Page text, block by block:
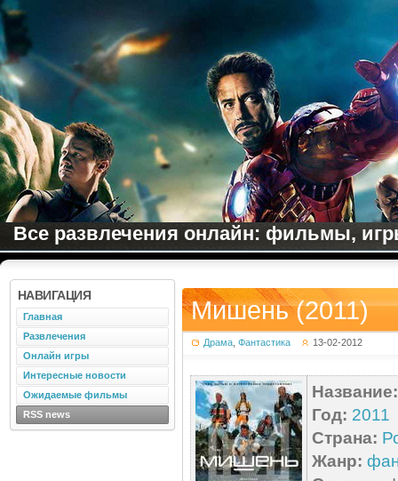
Все развлечения онлайн: фильмы,
Мишень (2011)
Драма Фантастика 13-02-2012
Название:
Год: 2011
Страна:
Жанр:
НАВИГАЦИЯ
Главная
Развлечения
Онлайн игры
Интересные новости
Ожидаемые фильмы
RSS news